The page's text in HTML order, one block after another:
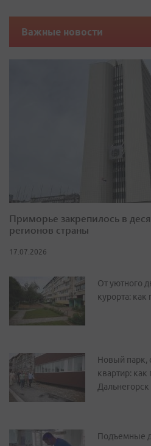
Важные новости
Приморье закрепилось в
регионов страны
17.07.2026
От уютного
курорта:
Новый парк,
квартир: как
Дальнегорск
Подъемные